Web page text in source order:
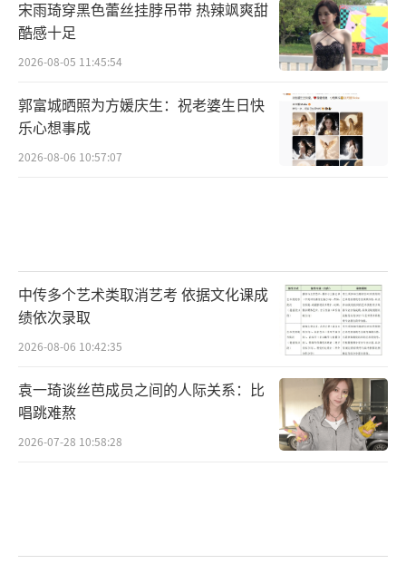
宋雨琦穿黑色蕾丝挂脖吊带 热辣飒爽甜
酷感十足
2026-08-05 11:45:54
郭富城晒照为方媛庆生：祝老婆生日快
乐心想事成
2026-08-06 10:57:07
中传多个艺术类取消艺考 依据文化课成
绩依次录取
2026-08-06 10:42:35
袁一琦谈丝芭成员之间的人际关系：比
唱跳难熬
2026-07-28 10:58:28